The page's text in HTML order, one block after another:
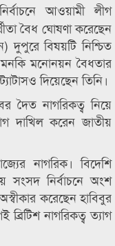
আওয়ামী লীগ
বৈধ ঘোষণা করেছেন
দুপুরে বিষয়টি নিশ্চিত
মনোনয়ন বৈধতার
দিয়েছেন তিনি।
নাগরিকত্ব নিয়ে
দাখিল করেন জাতীয়
নাগরিক। বিদেশি
সংসদ নির্বাচনে অংশ
করেছেন হাবিবুর
নাগরিকত্ব ত্যাগ